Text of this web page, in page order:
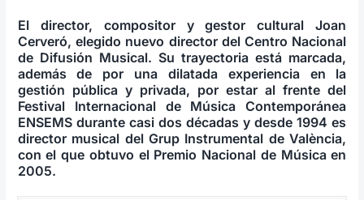
El director, compositor y gestor cultural Joan
Cerveró, elegido nuevo director del Centro Nacional
de Difusión Musical. Su trayectoria está marcada,
además de por una dilatada experiencia en la
gestión pública y privada, por estar al frente del
Festival Internacional de Música Contemporánea
ENSEMS durante casi dos décadas y desde 1994 es
director musical del Grup Instrumental de València,
con el que obtuvo el Premio Nacional de Música en
2005.